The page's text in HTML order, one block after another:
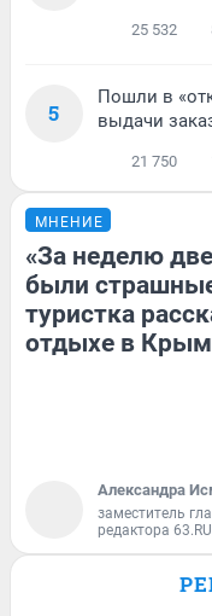
25 532
5
Пошли в
выдачи
21 750
МНЕНИЕ
«За неделю
были
туристка
отдыхе в
Александра
заместитель
редактора 63.RU